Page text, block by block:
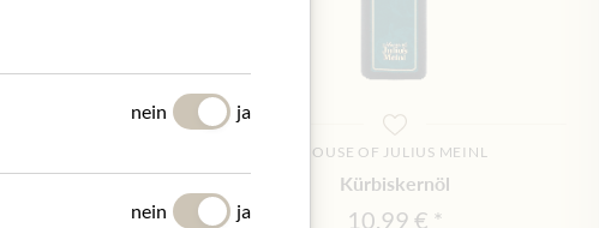
HOUSE OF JULIUS MEINL
Kürbiskernöl
10,99 €
nein ja
nein
ja